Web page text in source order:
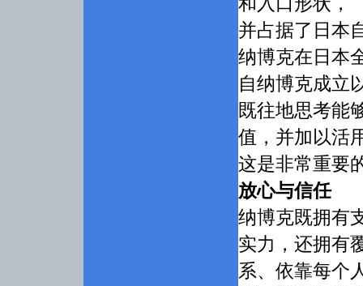
并占据了日本
纳博克在日本
自纳博克成立
既往地思考能
值，并加以活
这是非常重要
放心与信任
纳博克既拥有
实力，还拥有
系、依靠每个